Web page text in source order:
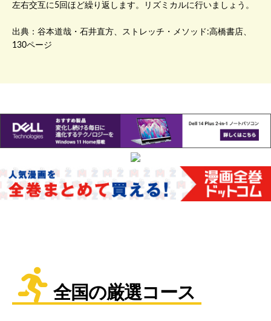
左右交互に5回ほど繰り返します。リズミカルに行いましょう。
出典：谷本道哉・石井直方、ストレッチ・メソッド:高橋書店、
130ページ
全国の厳選コース